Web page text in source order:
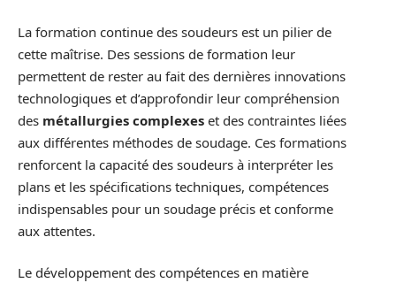
La formation continue des soudeurs est un pilier de
cette maîtrise. Des sessions de formation leur
permettent de rester au fait des dernières innovations
technologiques et d’approfondir leur compréhension
des métallurgies complexes et des contraintes liées
aux différentes méthodes de soudage. Ces formations
renforcent la capacité des soudeurs à interpréter les
plans et les spécifications techniques, compétences
indispensables pour un soudage précis et conforme
aux attentes.
Le développement des compétences en matière